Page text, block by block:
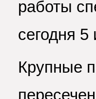
работы
сегодня 5
Крупные